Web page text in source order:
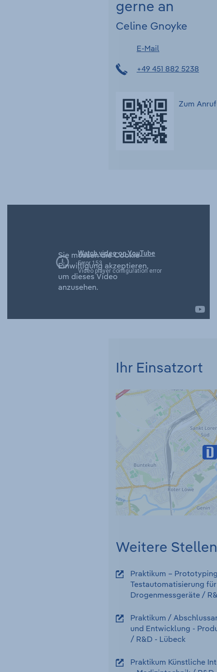
gerne an
Celine Gnoyke
E-Mail
+49 451 882 5238
Zum
Sie müssen die Cookie-
Einwilligung akzeptieren,
um dieses Video
anzusehen.
Ihr Einsatzort
Weitere Stellen
Praktikum –
Testautomatisierung
Drogenmessgeräte /
Praktikum /
und Entwicklung -
/ R&D - Lübeck
Praktikum Künstliche